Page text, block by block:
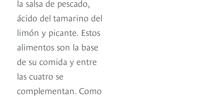
la salsa de pescado,
ácido del tamarino del
limón y picante. Estos
alimentos son la base
de su comida y entre
las cuatro se
complementan. Como